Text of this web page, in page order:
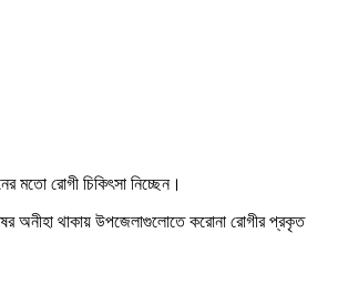
মতো রোগী চিকিৎসা নিচ্ছেন।
অনীহা থাকায় উপজেলাগুলোতে করোনা রোগীর প্রকৃত